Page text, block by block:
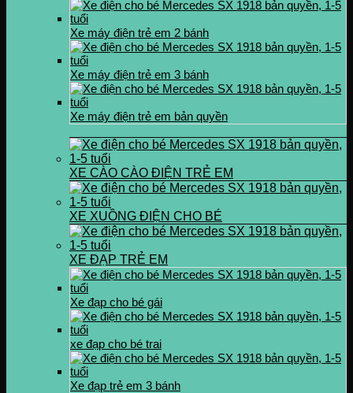
Xe máy điện trẻ em 2 bánh
Xe máy điện trẻ em 3 bánh
Xe máy điện trẻ em bản quyền
XE CÀO CÀO ĐIỆN TRẺ EM
XE XUỒNG ĐIỆN CHO BÉ
XE ĐẠP TRẺ EM
Xe đạp cho bé gái
xe đạp cho bé trai
Xe đạp trẻ em 3 bánh